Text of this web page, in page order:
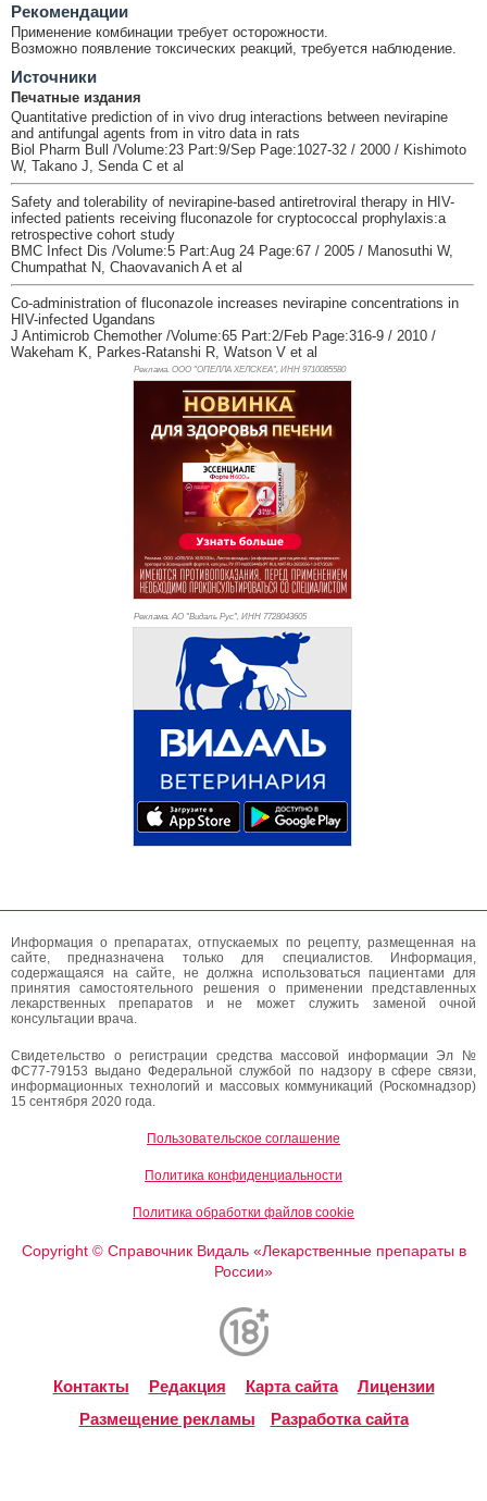
Рекомендации
Применение комбинации требует осторожности.
Возможно появление токсических реакций, требуется наблюдение.
Источники
Печатные издания
Quantitative prediction of in vivo drug interactions between nevirapine
and antifungal agents from in vitro data in rats
Biol Pharm Bull /Volume:23 Part:9/Sep Page:1027-32 / 2000 / Kishimoto
W, Takano J, Senda C et al
Safety and tolerability of nevirapine-based antiretroviral therapy in HIV-
infected patients receiving fluconazole for cryptococcal prophylaxis:a
retrospective cohort study
BMC Infect Dis /Volume:5 Part:Aug 24 Page:67 / 2005 / Manosuthi W,
Chumpathat N, Chaovavanich A et al
Co-administration of fluconazole increases nevirapine concentrations in
HIV-infected Ugandans
J Antimicrob Chemother /Volume:65 Part:2/Feb Page:316-9 / 2010 /
Wakeham K, Parkes-Ratanshi R, Watson V et al
Реклама. ООО "ОПЕЛЛА ХЕЛСКЕА", ИНН 9710085580
Реклама. АО "Видаль Рус", ИНН 7728043605
Информация о препаратах, отпускаемых по рецепту, размещенная на
сайте, предназначена только для специалистов. Информация,
содержащаяся на сайте, не должна использоваться пациентами для
принятия самостоятельного решения о применении представленных
лекарственных препаратов и не может служить заменой очной
консультации врача.
Свидетельство о регистрации средства массовой информации Эл №
ФС77-79153 выдано Федеральной службой по надзору в сфере связи,
информационных технологий и массовых коммуникаций (Роскомнадзор)
15 сентября 2020 года.
Пользовательское соглашение
Политика конфиденциальности
Политика обработки файлов cookie
Copyright ©Справочник Видаль «Лекарственные препараты в
России»
Контакты Редакция Карта сайта
Лицензии
Размещение рекламы
Разработка сайта